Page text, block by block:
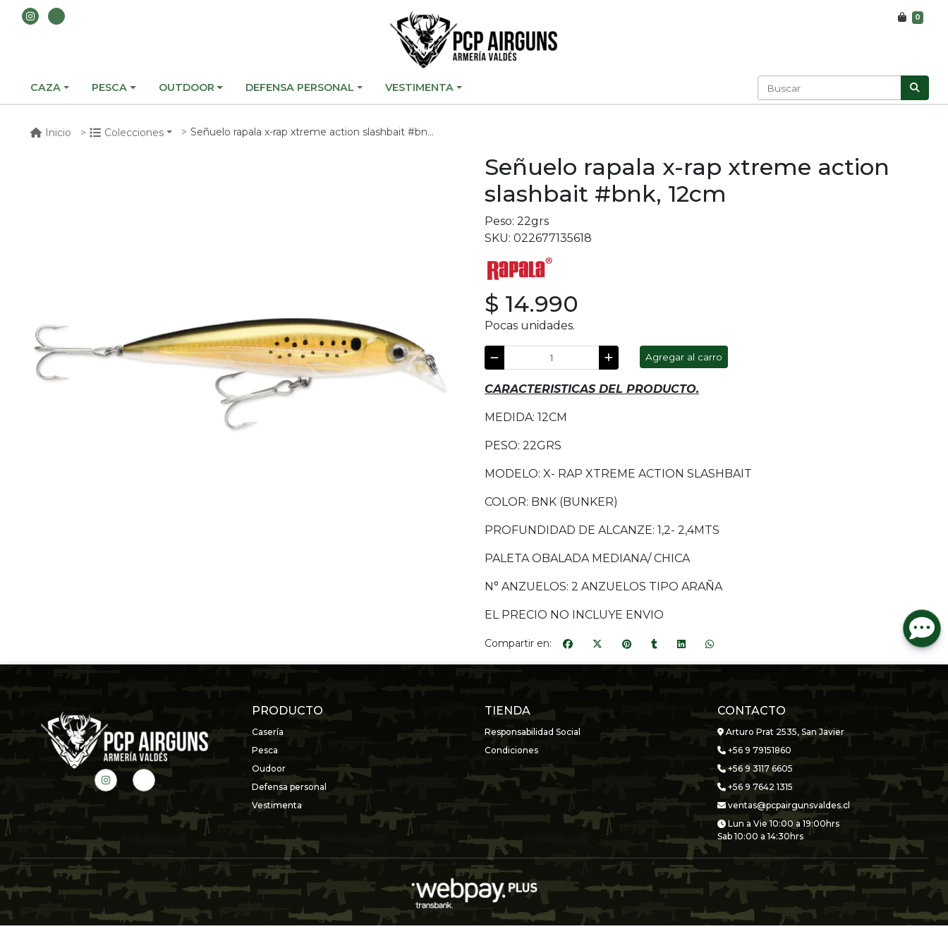
0
CAZA PESCA OUTDOOR DEFENSA PERSONAL VESTIMENTA
Inicio Colecciones Señuelo rapala x-rap xtreme action slashbait #bnk, 12cm
Señuelo rapala x-rap xtreme action
slashbait #bnk, 12cm
Peso: 22grs
SKU: 022677135618
$ 14.990
Pocas unidades.
Agregar al carro
CARACTERISTICAS DEL PRODUCTO.
MEDIDA: 12CM
PESO: 22GRS
MODELO: X- RAP XTREME ACTION SLASHBAIT
COLOR: BNK (BUNKER)
PROFUNDIDAD DE ALCANZE: 1,2- 2,4MTS
PALETA OBALADA MEDIANA/ CHICA
N° ANZUELOS: 2 ANZUELOS TIPO ARAÑA
EL PRECIO NO INCLUYE ENVIO
Compartir en:
PRODUCTO
Casería
Pesca
Oudoor
Defensa personal
Vestimenta
TIENDA
Responsabilidad Social
Condiciones
CONTACTO
Arturo Prat 2535, San Javier
+56 9 79151860
+56 9 3117 6605
+56 9 7642 1315
ventas@pcpairgunsvaldes.cl
Lun a Vie 10:00 a 19:00hrs
Sab 10:00 a 14:30hrs